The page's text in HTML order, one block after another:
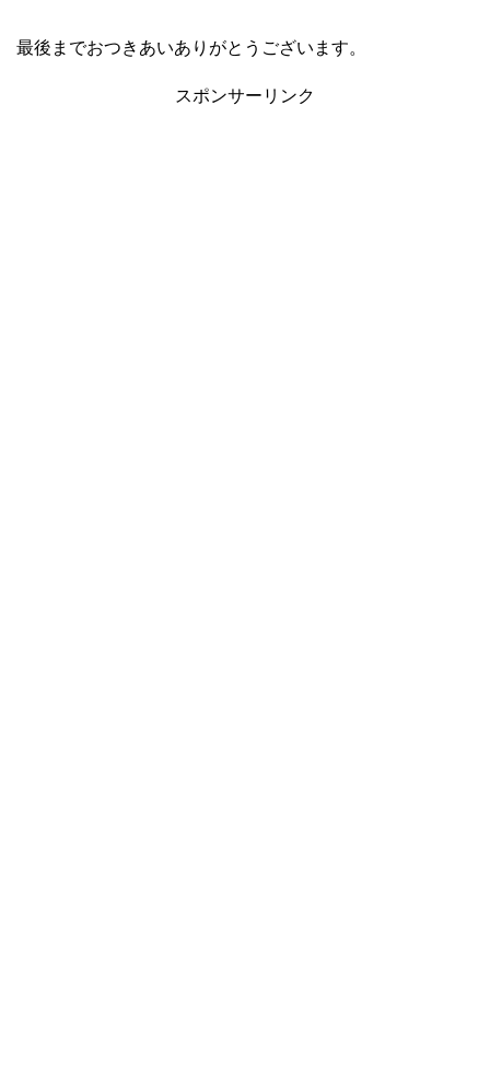
最後までおつきあいありがとうございます。
スポンサーリンク